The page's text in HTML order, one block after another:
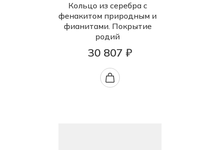
Кольцо из серебра с
фенакитом природным и
фианитами. Покрытие
родий
30 807 ₽